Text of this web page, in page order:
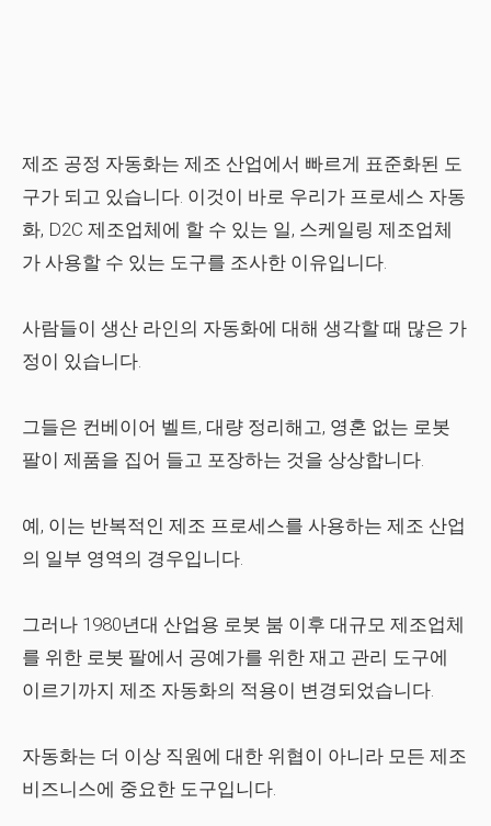
제조 공정 자동화는 제조 산업에서 빠르게 표준화된 도
구가 되고 있습니다. 이것이 바로 우리가 프로세스 자동
화, D2C 제조업체에 할 수 있는 일, 스케일링 제조업체
가 사용할 수 있는 도구를 조사한 이유입니다.
사람들이 생산 라인의 자동화에 대해 생각할 때 많은 가
정이 있습니다.
그들은 컨베이어 벨트, 대량 정리해고, 영혼 없는 로봇
팔이 제품을 집어 들고 포장하는 것을 상상합니다.
예, 이는 반복적인 제조 프로세스를 사용하는 제조 산업
의 일부 영역의 경우입니다.
그러나 1980년대 산업용 로봇 붐 이후 대규모 제조업체
를 위한 로봇 팔에서 공예가를 위한 재고 관리 도구에
이르기까지 제조 자동화의 적용이 변경되었습니다.
자동화는 더 이상 직원에 대한 위협이 아니라 모든 제조
비즈니스에 중요한 도구입니다.